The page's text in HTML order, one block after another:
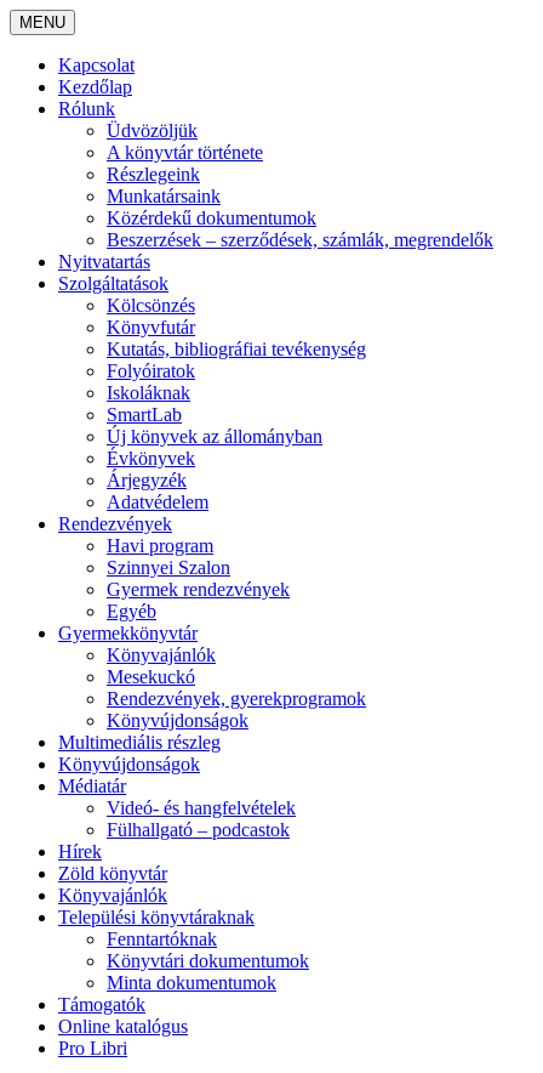
MENU
Kapcsolat
Kezdőlap
Rólunk
Üdvözöljük
A könyvtár története
Részlegeink
Munkatársaink
Közérdekű dokumentumok
Beszerzések – szerződések, számlák, megrendelők
Nyitvatartás
Szolgáltatások
Kölcsönzés
Könyvfutár
Kutatás, bibliográfiai tevékenység
Folyóiratok
Iskoláknak
SmartLab
Új könyvek az állományban
Évkönyvek
Árjegyzék
Adatvédelem
Rendezvények
Havi program
Szinnyei Szalon
Gyermek rendezvények
Egyéb
Gyermekkönyvtár
Könyvajánlók
Mesekuckó
Rendezvények, gyerekprogramok
Könyvújdonságok
Multimediális részleg
Könyvújdonságok
Médiatár
Videó- és hangfelvételek
Fülhallgató – podcastok
Hírek
Zöld könyvtár
Könyvajánlók
Települési könyvtáraknak
Fenntartóknak
Könyvtári dokumentumok
Minta dokumentumok
Támogatók
Online katalógus
Pro Libri